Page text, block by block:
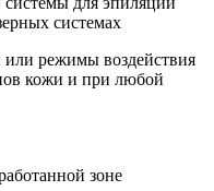
системах
режимы воздействия
кожи и при любой
зоне